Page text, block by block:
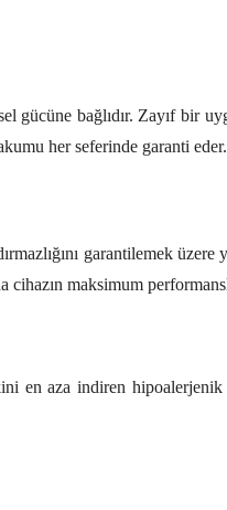
bağlıdır. Zayıf bir
her seferinde garanti
garantilemek
cihazın maksimum
en aza indiren